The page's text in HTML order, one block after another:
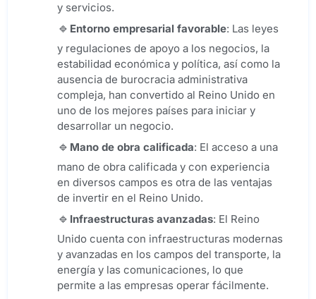
y servicios.
Entorno empresarial favorable: Las leyes
y regulaciones de apoyo a los negocios, la
estabilidad económica y política, así como la
ausencia de burocracia administrativa
compleja, han convertido al Reino Unido en
uno de los mejores países para iniciar y
desarrollar un negocio.
Mano de obra calificada: El acceso a una
mano de obra calificada y con experiencia
en diversos campos es otra de las ventajas
de invertir en el Reino Unido.
Infraestructuras avanzadas: El Reino
Unido cuenta con infraestructuras modernas
y avanzadas en los campos del transporte, la
energía y las comunicaciones, lo que
permite a las empresas operar fácilmente.